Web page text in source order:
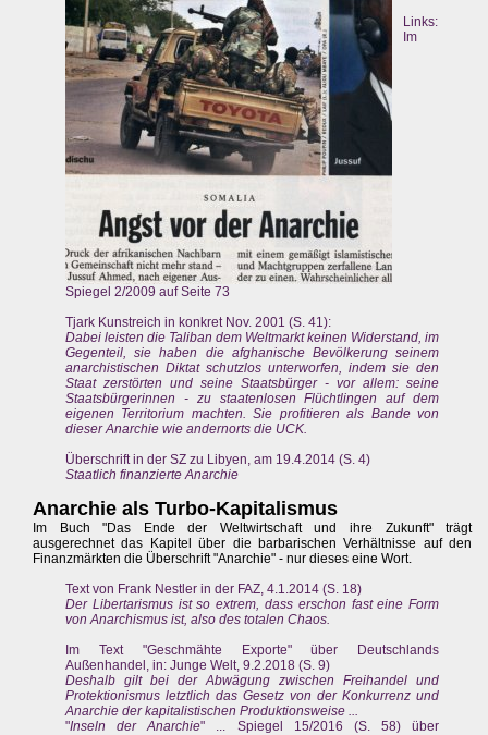
Links:
Im
Spiegel 2/2009 auf Seite 73
Tjark Kunstreich in konkret Nov. 2001 (S. 41):
Dabei leisten die Taliban dem Weltmarkt keinen Widerstand, im
Gegenteil, sie haben die afghanische Bevölkerung seinem
anarchistischen Diktat schutzlos unterworfen, indem sie den
Staat zerstörten und seine Staatsbürger - vor allem: seine
Staatsbürgerinnen - zu staatenlosen Flüchtlingen auf dem
eigenen Territorium machten. Sie profitieren als Bande von
dieser Anarchie wie andernorts die UCK.
Überschrift in der SZ zu Libyen, am 19.4.2014 (S. 4)
Staatlich finanzierte Anarchie
Anarchie als Turbo-Kapitalismus
Im Buch "Das Ende der Weltwirtschaft und ihre Zukunft" trägt
ausgerechnet das Kapitel über die barbarischen Verhältnisse auf den
Finanzmärkten die Überschrift "Anarchie" - nur dieses eine Wort.
Text von Frank Nestler in der FAZ, 4.1.2014 (S. 18)
Der Libertarismus ist so extrem, dass erschon fast eine Form
von Anarchismus ist, also des totalen Chaos.
Im Text "Geschmähte Exporte" über Deutschlands
Außenhandel, in: Junge Welt, 9.2.2018 (S. 9)
Deshalb gilt bei der Abwägung zwischen Freihandel und
Protektionismus letztlich das Gesetz von der Konkurrenz und
Anarchie der kapitalistischen Produktionsweise ...
"Inseln der Anarchie" ... Spiegel 15/2016 (S. 58) über